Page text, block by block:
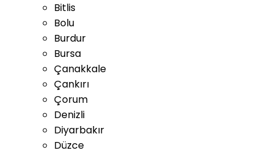
Bitlis
Bolu
Burdur
Bursa
Çanakkale
Çankırı
Çorum
Denizli
Diyarbakır
Düzce